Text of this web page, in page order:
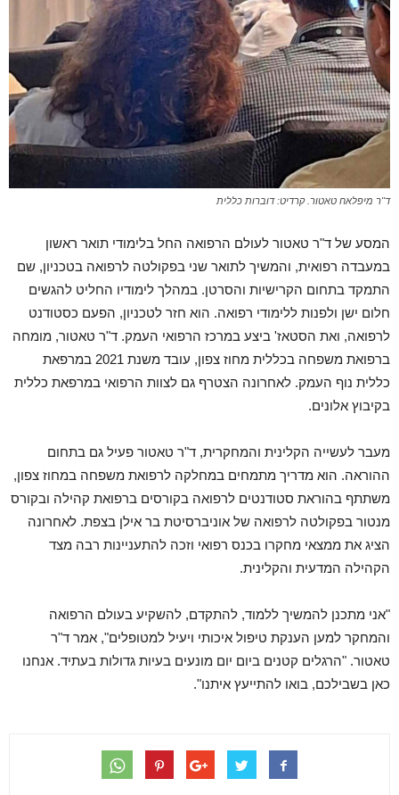
ד"ר מיפלאח טאטור. קרדיט: דוברות כללית
המסע של ד"ר טאטור לעולם הרפואה החל בלימודי תואר ראשון
במעבדה רפואית, והמשיך לתואר שני בפקולטה לרפואה בטכניון, שם
התמקד בתחום הקרישיות והסרטן. במהלך לימודיו החליט להגשים
חלום ישן ולפנות ללימודי רפואה. הוא חזר לטכניון, הפעם כסטודנט
לרפואה, ואת הסטאז' ביצע במרכז הרפואי העמק. ד"ר טאטור, מומחה
ברפואת משפחה בכללית מחוז צפון, עובד משנת 2021 במרפאת
כללית נוף העמק. לאחרונה הצטרף גם לצוות הרפואי במרפאת כללית
בקיבוץ אלונים.
מעבר לעשייה הקלינית והמחקרית, ד"ר טאטור פעיל גם בתחום
ההוראה. הוא מדריך מתמחים במחלקה לרפואת משפחה במחוז צפון,
משתתף בהוראת סטודנטים לרפואה בקורסים ברפואת קהילה ובקורס
מנטור בפקולטה לרפואה של אוניברסיטת בר אילן בצפת. לאחרונה
הציג את ממצאי מחקרו בכנס רפואי וזכה להתעניינות רבה מצד
הקהילה המדעית והקלינית.
"אני מתכנן להמשיך ללמוד, להתקדם, להשקיע בעולם הרפואה
והמחקר למען הענקת טיפול איכותי ויעיל למטופלים", אמר ד"ר
טאטור. "הרגלים קטנים ביום יום מונעים בעיות גדולות בעתיד. אנחנו
כאן בשבילכם, בואו להתייעץ איתנו".